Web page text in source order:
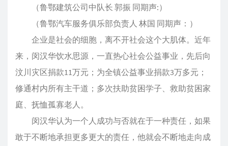
（鲁鄂建筑公司中队长 郭振 同期声:）
（鲁鄂汽车服务俱乐部负责人 林国 同期声：）
企业是社会的细胞，离不开社会这个大肌体。近年
来，闵汉华饮水思源，一直热心社会公益事业，先后向
汶川灾区捐款11万元；为全镇公益事业捐款3万多元；
修通村内所有主干道；多次扶助贫困学子、救助贫困家
庭、抚恤孤寡老人。
闵汉华认为一个人成功与否就在于一种责任，如果
敢于不断地承担更多更大的责任，他就会不断地走向成